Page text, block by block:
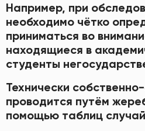
Например, при
необходимо чётко
приниматься во
находящиеся в
студенты
Технически
проводится путём
помощью таблиц